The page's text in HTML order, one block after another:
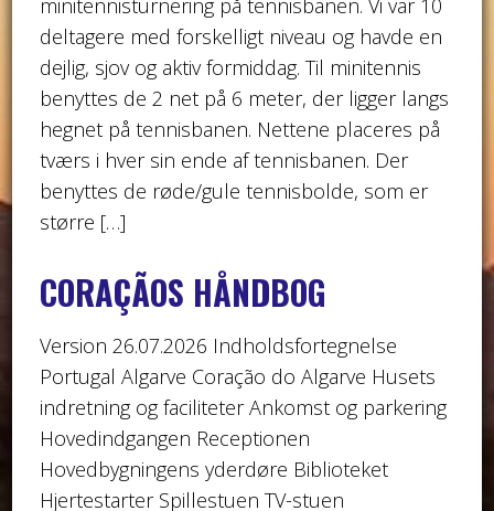
minitennisturnering på tennisbanen. Vi var 10
deltagere med forskelligt niveau og havde en
dejlig, sjov og aktiv formiddag. Til minitennis
benyttes de 2 net på 6 meter, der ligger langs
hegnet på tennisbanen. Nettene placeres på
tværs i hver sin ende af tennisbanen. Der
benyttes de røde/gule tennisbolde, som er
større […]
CORAÇÃOS HÅNDBOG
Version 26.07.2026 Indholdsfortegnelse
Portugal Algarve Coração do Algarve Husets
indretning og faciliteter Ankomst og parkering
Hovedindgangen Receptionen
Hovedbygningens yderdøre Biblioteket
Hjertestarter Spillestuen TV-stuen